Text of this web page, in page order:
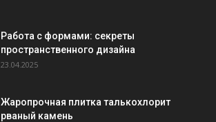
Работа с формами: секреты
пространственного дизайна
23.04.2025
Жаропрочная плитка талькохлорит
рваный камень